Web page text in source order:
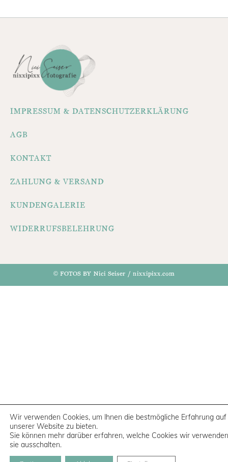
IMPRESSUM & DATENSCHUTZERKLÄRUNG
AGB
KONTAKT
ZAHLUNG & VERSAND
KUNDENGALERIE
WIDERRUFSBELEHRUNG
© FOTOS BY Nici Seiser / nixxipixx.com
Wir verwenden Cookies, um Ihnen die bestmögliche Erfahrung auf
unserer Website zu bieten.
Sie können mehr darüber erfahren, welche Cookies wir
sie ausschalten.